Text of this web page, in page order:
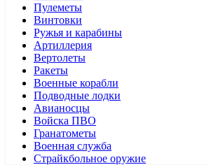
Пулеметы
Винтовки
Ружья и карабины
Артиллерия
Вертолеты
Ракеты
Военные корабли
Подводные лодки
Авианосцы
Войска ПВО
Гранатометы
Военная служба
Страйкбольное оружие